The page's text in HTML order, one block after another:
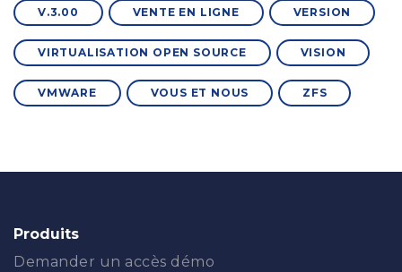
V.3.00 VENTE EN LIGNE VERSION
VIRTUALISATION OPEN SOURCE VISION
VMWARE VOUS ET NOUS ZFS
Produits
Demander un accès démo